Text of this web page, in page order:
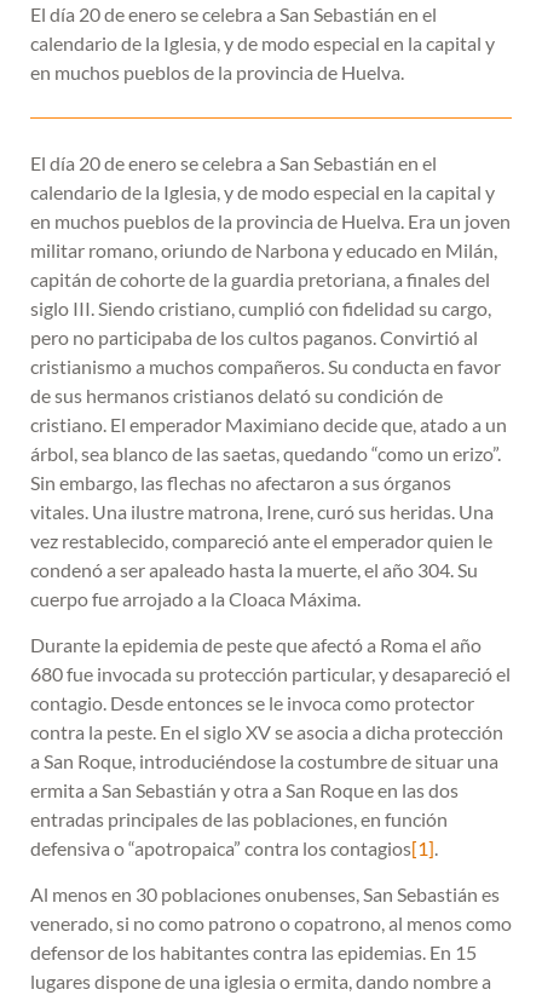
El día 20 de enero se celebra a San Sebastián en el
calendario de la Iglesia, y de modo especial en la capital y
en muchos pueblos de la provincia de Huelva.
El día 20 de enero se celebra a San Sebastián en el
calendario de la Iglesia, y de modo especial en la capital y
en muchos pueblos de la provincia de Huelva. Era un joven
militar romano, oriundo de Narbona y educado en Milán,
capitán de cohorte de la guardia pretoriana, a finales del
siglo III. Siendo cristiano, cumplió con fidelidad su cargo,
pero no participaba de los cultos paganos. Convirtió al
cristianismo a muchos compañeros. Su conducta en favor
de sus hermanos cristianos delató su condición de
cristiano. El emperador Maximiano decide que, atado a un
árbol, sea blanco de las saetas, quedando “como un erizo”.
Sin embargo, las flechas no afectaron a sus órganos
vitales. Una ilustre matrona, Irene, curó sus heridas. Una
vez restablecido, compareció ante el emperador quien le
condenó a ser apaleado hasta la muerte, el año 304. Su
cuerpo fue arrojado a la Cloaca Máxima.
Durante la epidemia de peste que afectó a Roma el año
680 fue invocada su protección particular, y desapareció el
contagio. Desde entonces se le invoca como protector
contra la peste. En el siglo XV se asocia a dicha protección
a San Roque, introduciéndose la costumbre de situar una
ermita a San Sebastián y otra a San Roque en las dos
entradas principales de las poblaciones, en función
defensiva o “apotropaica” contra los contagios[1].
Al menos en 30 poblaciones onubenses, San Sebastián es
venerado, si no como patrono o copatrono, al menos como
defensor de los habitantes contra las epidemias. En 15
lugares dispone de una iglesia o ermita, dando nombre a